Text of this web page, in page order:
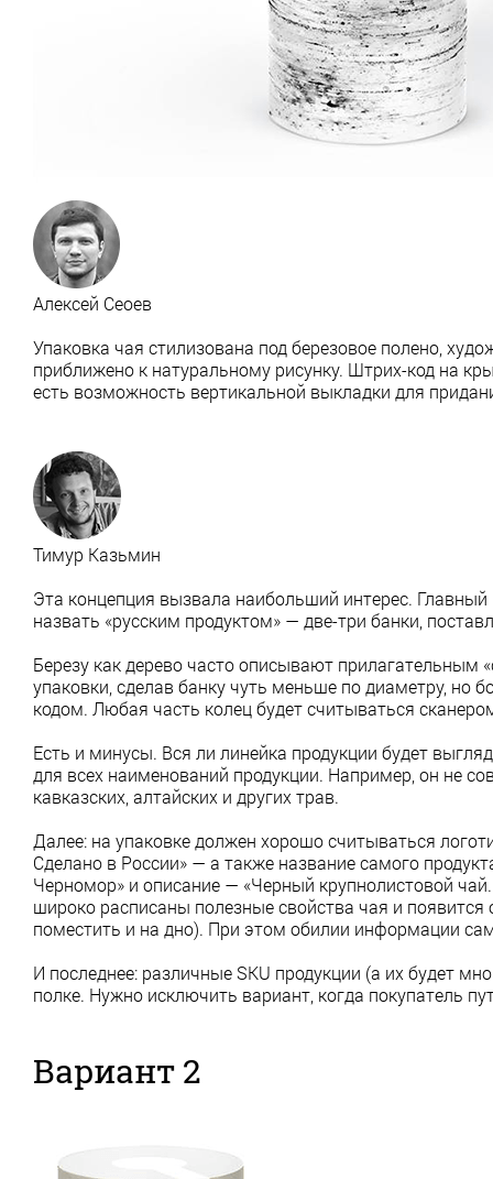
Алексей Сеоев
Упаковка чая стилизована под березовое полено,
приближено к натуральному рисунку. Штрих-код на
есть возможность вертикальной выкладки для
Тимур Казьмин
Эта концепция вызвала наибольший интерес.
назвать «русским продуктом» — две-три банки,
Березу как дерево часто описывают прилагательным
упаковки, сделав банку чуть меньше по диаметру, но
кодом. Любая часть колец будет считываться
Есть и минусы. Вся ли линейка продукции будет
для всех наименований продукции. Например, он не
кавказских, алтайских и других трав.
Далее: на упаковке должен хорошо считываться
Сделано в России» — а также название самого
Черномор» и описание — «Черный крупнолистовой
широко расписаны полезные свойства чая и
поместить и на дно). При этом обилии информации
И последнее: различные SKU продукции (а их будет
полке. Нужно исключить вариант, когда покупатель
Вариант 2